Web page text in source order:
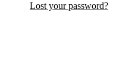
Lost your password?